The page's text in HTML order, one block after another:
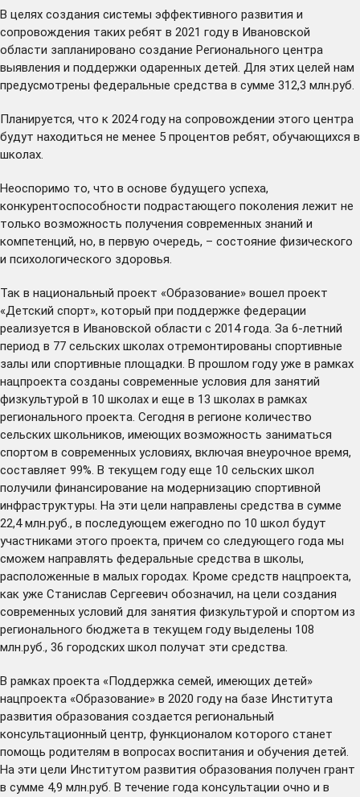
В целях создания системы эффективного развития и
сопровождения таких ребят в 2021 году в Ивановской
области запланировано создание Регионального центра
выявления и поддержки одаренных детей. Для этих целей нам
предусмотрены федеральные средства в сумме 312,3 млн.руб.
Планируется, что к 2024 году на сопровождении этого центра
будут находиться не менее 5 процентов ребят, обучающихся в
школах.
Неоспоримо то, что в основе будущего успеха,
конкурентоспособности подрастающего поколения лежит не
только возможность получения современных знаний и
компетенций, но, в первую очередь, – состояние физического
и психологического здоровья.
Так в национальный проект «Образование» вошел проект
«Детский спорт», который при поддержке федерации
реализуется в Ивановской области с 2014 года. За 6-летний
период в 77 сельских школах отремонтированы спортивные
залы или спортивные площадки. В прошлом году уже в рамках
нацпроекта созданы современные условия для занятий
физкультурой в 10 школах и еще в 13 школах в рамках
регионального проекта. Сегодня в регионе количество
сельских школьников, имеющих возможность заниматься
спортом в современных условиях, включая внеурочное время,
составляет 99%. В текущем году еще 10 сельских школ
получили финансирование на модернизацию спортивной
инфраструктуры. На эти цели направлены средства в сумме
22,4 млн.руб., в последующем ежегодно по 10 школ будут
участниками этого проекта, причем со следующего года мы
сможем направлять федеральные средства в школы,
расположенные в малых городах. Кроме средств нацпроекта,
как уже Станислав Сергеевич обозначил, на цели создания
современных условий для занятия физкультурой и спортом из
регионального бюджета в текущем году выделены 108
млн.руб., 36 городских школ получат эти средства.
В рамках проекта «Поддержка семей, имеющих детей»
нацпроекта «Образование» в 2020 году на базе Института
развития образования создается региональный
консультационный центр, функционалом которого станет
помощь родителям в вопросах воспитания и обучения детей.
На эти цели Институтом развития образования получен грант
в сумме 4,9 млн.руб. В течение года консультации очно и в